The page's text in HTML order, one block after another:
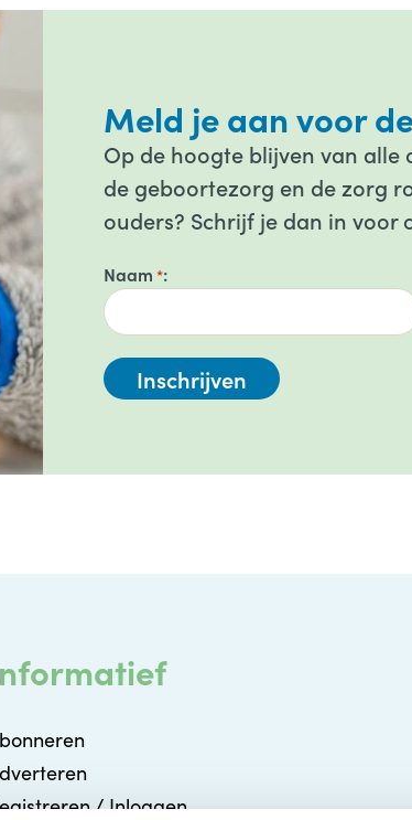
Meld je aan voor
Op de hoogte blijven van
de geboortezorg en de zorg
ouders? Schrijf je dan in voor
Naam *
/ Inloggen